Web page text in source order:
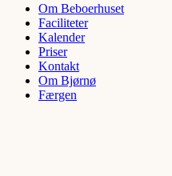
Om Beboerhuset
Faciliteter
Kalender
Priser
Kontakt
Om Bjørnø
Færgen